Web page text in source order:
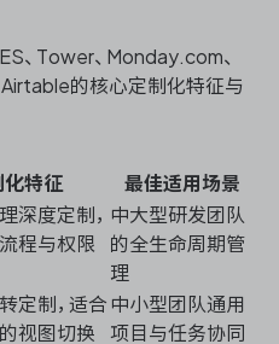
、Tower、Monday.com、
Airtable的核心定制化特征与
化特征 最佳适用场景
深度定制，
程与权限
中大型研发团队
的全生命周期管
理
定制，适合
视图切换
中小型团队通用
项目与任务协同